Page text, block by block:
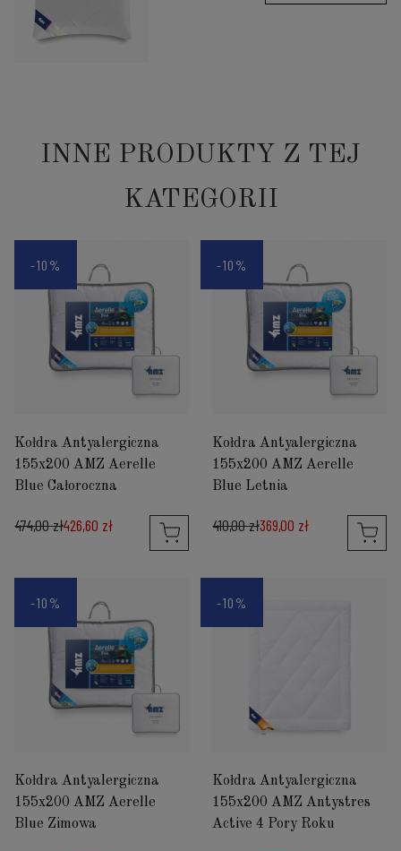
INNE PRODUKTY Z TEJ
KATEGORII
Kołdra Antyalergiczna
155x200 AMZ Aerelle
Blue Całoroczna
474,00 zł426,60 zł
-10%
Kołdra Antyalergiczna
155x200 AMZ Aerelle
Blue Letnia
410,00 zł369,00 zł
-10%
Kołdra Antyalergiczna
155x200 AMZ Aerelle
Blue Zimowa
-10%
Kołdra Antyalergiczna
155x200 AMZ Antystres
Active 4 Pory Roku
-10%